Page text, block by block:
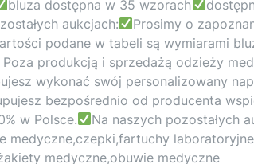
bluza dostępna w 35 wzorach
aukcjach:
Prosimy o
podane w tabeli są wymiarami
Poza produkcją i sprzedażą odzieży
wykonać swój personalizowany
bezpośrednio od producenta
w Polsce.
Na naszych pozostałych
medyczne,czepki,fartuchy
medyczne,obuwie medyczne